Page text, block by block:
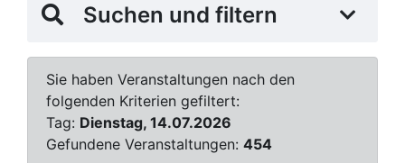
Suchen und filtern
Sie haben Veranstaltungen nach den
folgenden Kriterien gefiltert:
Tag: Dienstag, 14.07.2026
Gefundene Veranstaltungen: 454